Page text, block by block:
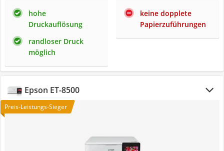
hohe
Druckauflösung
randloser Druck
möglich
keine dopplete
Papierzuführungen
Epson ET-8500
Preis-Leistungs-Sieger